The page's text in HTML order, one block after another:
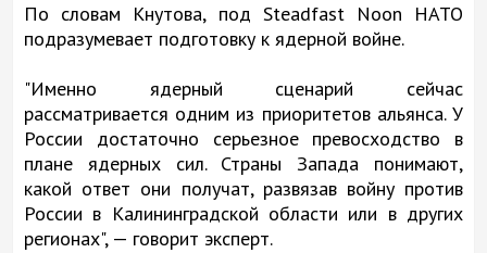
По словам Кнутова, под Steadfast Noon НАТО
подразумевает подготовку к ядерной войне.
"Именно ядерный сценарий сейчас
рассматривается одним из приоритетов альянса. У
России достаточно серьезное превосходство в
плане ядерных сил. Страны Запада понимают,
какой ответ они получат, развязав войну против
России в Калининградской области или в других
регионах", — говорит эксперт.